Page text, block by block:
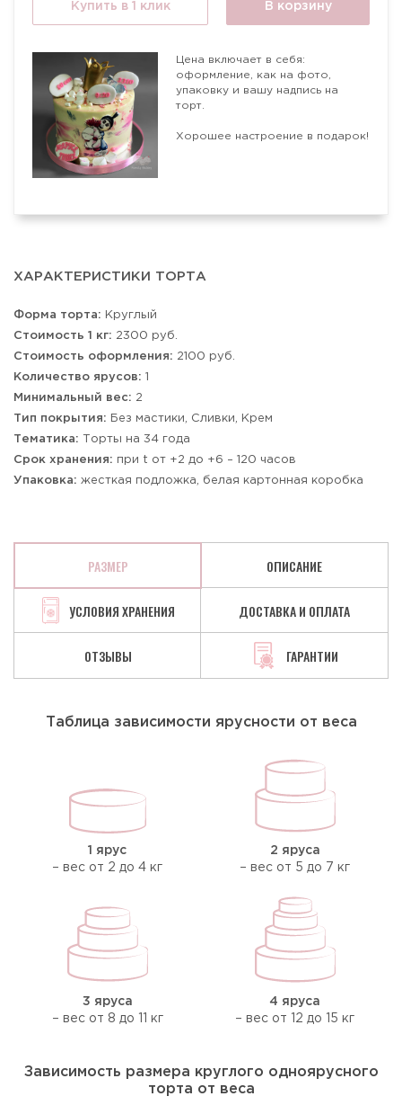
Купить в 1 клик В корзину
Цена включает в себя:
оформление, как на фото,
упаковку и вашу надпись на
торт.
Хорошее настроение в подарок!
ХАРАКТЕРИСТИКИ ТОРТА
Форма торта: Круглый
Стоимость 1 кг: 2300 руб.
Стоимость оформления: 2100 руб.
Количество ярусов: 1
Минимальный вес: 2
Тип покрытия: Без мастики, Сливки, Крем
Тематика: Торты на 34 года
Срок хранения: при t от +2 до +6 – 120 часов
Упаковка: жесткая подложка, белая картонная коробка
РАЗМЕР ОПИСАНИЕ
УСЛОВИЯ ХРАНЕНИЯ ДОСТАВКА И ОПЛАТА
ОТЗЫВЫ ГАРАНТИИ
Таблица зависимости ярусности от веса
1 ярус
– вес от 2 до 4 кг
2 яруса
– вес от 5 до 7 кг
3 яруса
– вес от 8 до 11 кг
4 яруса
– вес от 12 до 15 кг
Зависимость размера круглого одноярусного
торта от веса